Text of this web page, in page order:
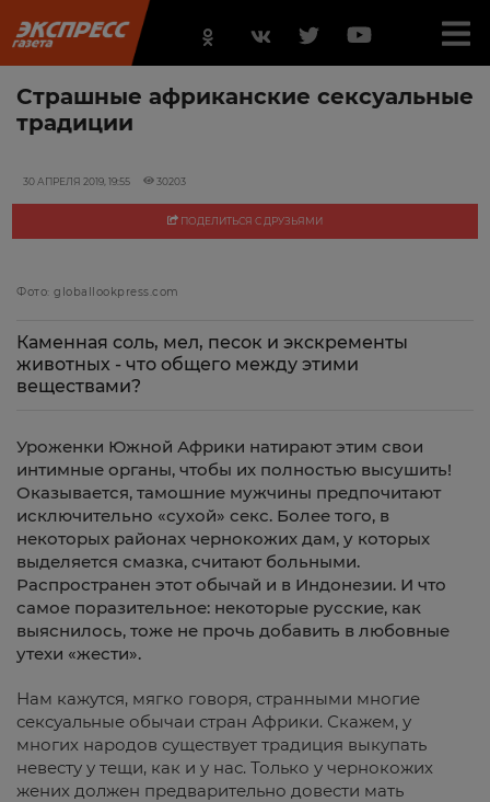
Страшные африканские сексуальные
традиции
30 АПРЕЛЯ 2019, 19:55 30203
ПОДЕЛИТЬСЯ С ДРУЗЬЯМИ
Фото: globallookpress.com
Каменная соль, мел, песок и экскременты
животных - что общего между этими
веществами?
Уроженки Южной Африки натирают этим свои
интимные органы, чтобы их полностью высушить!
Оказывается, тамошние мужчины предпочитают
исключительно «сухой» секс. Более того, в
некоторых районах чернокожих дам, у которых
выделяется смазка, считают больными.
Распространен этот обычай и в Индонезии. И что
самое поразительное: некоторые русские, как
выяснилось, тоже не прочь добавить в любовные
утехи «жести».
Нам кажутся, мягко говоря, странными многие
сексуальные обычаи стран Африки. Скажем, у
многих народов существует традиция выкупать
невесту у тещи, как и у нас. Только у чернокожих
жених должен предварительно довести мать